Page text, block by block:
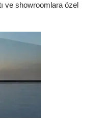
ve showroomlara özel